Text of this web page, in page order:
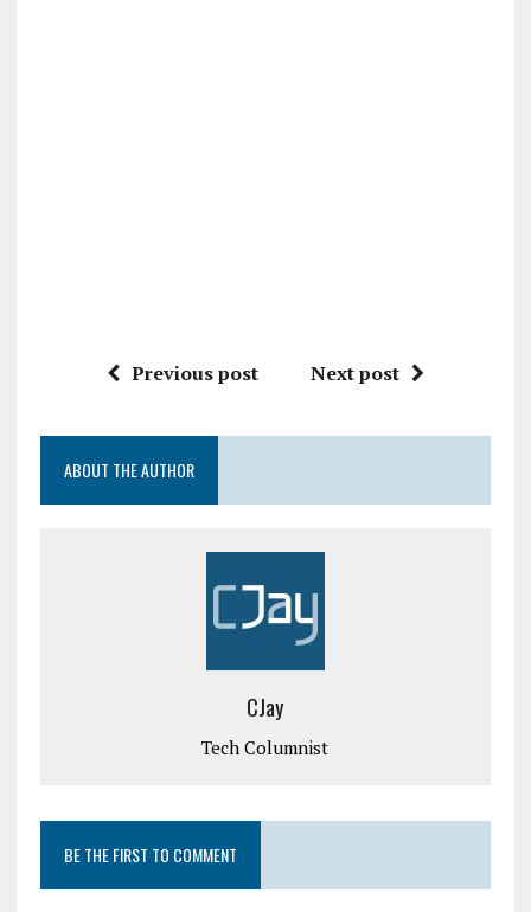
Previous post Next post
ABOUT THE AUTHOR
CJay
Tech Columnist
BE THE FIRST TO COMMENT